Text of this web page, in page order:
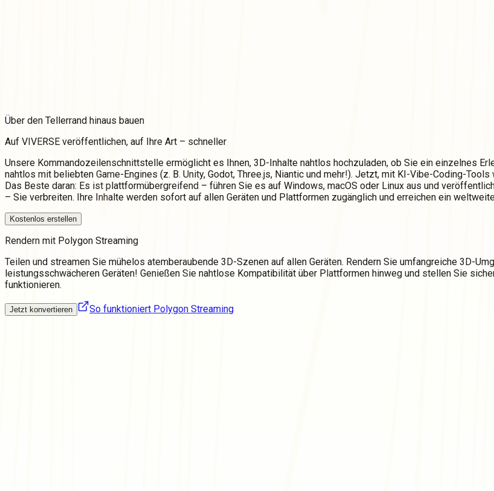
Über den Tellerrand hinaus bauen
Auf VIVERSE veröffentlichen, auf Ihre Art – schneller
Unsere Kommandozeilenschnittstelle ermöglicht es Ihnen, 3D-Inhalte nahtlos hochzuladen, ob Sie ein einzelnes
nahtlos mit beliebten Game-Engines (z. B. Unity, Godot, Three.js, Niantic und mehr!). Jetzt, mit KI-Vibe-Coding-
Das Beste daran: Es ist plattformübergreifend – führen Sie es auf Windows, macOS oder Linux aus und
– Sie verbreiten. Ihre Inhalte werden sofort auf allen Geräten und Plattformen zugänglich und erreichen ein
Kostenlos erstellen
Rendern mit Polygon Streaming
Teilen und streamen Sie mühelos atemberaubende 3D-Szenen auf allen Geräten. Rendern Sie umfangreiche 3D-
leistungsschwächeren Geräten! Genießen Sie nahtlose Kompatibilität über Plattformen hinweg und stellen Sie
funktionieren.
Jetzt konvertieren So funktioniert Polygon Streaming